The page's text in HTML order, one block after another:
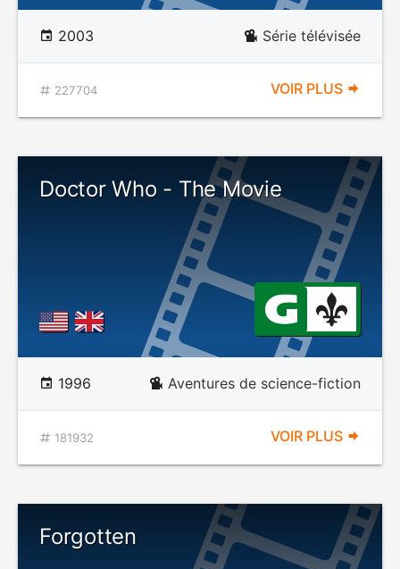
2003 Série télévisée
227704 VOIR PLUS
Doctor Who - The Movie
1996 Aventures de science-fiction
181932 VOIR PLUS
Forgotten